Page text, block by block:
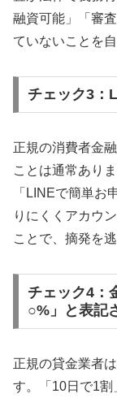
融資可能」「審
ていないことを
チェック3：
正規の消費者金
ことは通常あり
「LINEで簡単お
りにくくアカウ
ことで、摘発を
チェック4：
○%」と表記
正規の貸金業者
す。「10日で1